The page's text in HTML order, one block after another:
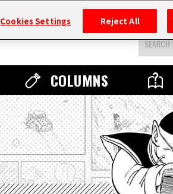
COLUMNS
Cookies Settings Reject All